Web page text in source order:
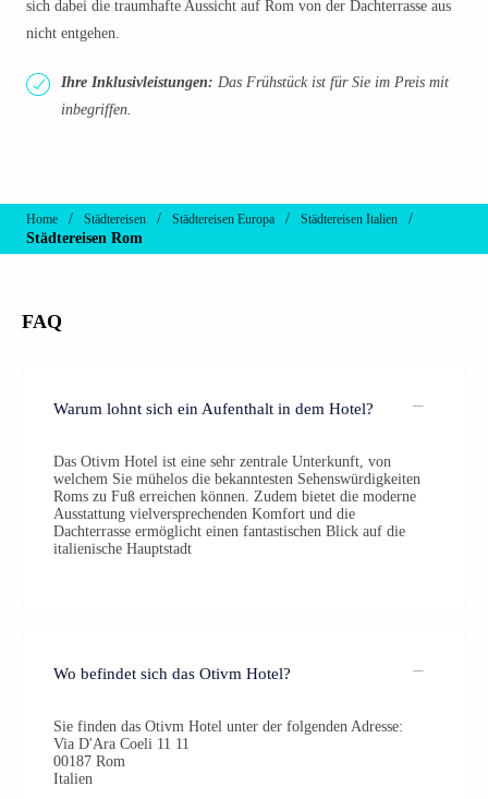
sich dabei die traumhafte Aussicht auf Rom von der Dachterrasse aus
nicht entgehen.
Ihre Inklusivleistungen: Das Frühstück ist für Sie im Preis mit
inbegriffen.
Home / Städtereisen / Städtereisen Europa / Städtereisen Italien
/
Städtereisen Rom
FAQ
Warum lohnt sich ein Aufenthalt in dem Hotel?
Das Otivm Hotel ist eine sehr zentrale Unterkunft, von
welchem Sie mühelos die bekanntesten Sehenswürdigkeiten
Roms zu Fuß erreichen können. Zudem bietet die moderne
Ausstattung vielversprechenden Komfort und die
Dachterrasse ermöglicht einen fantastischen Blick auf die
italienische Hauptstadt
Wo befindet sich das Otivm Hotel?
Sie finden das Otivm Hotel unter der folgenden Adresse:
Via D'Ara Coeli 11 11
00187 Rom
Italien